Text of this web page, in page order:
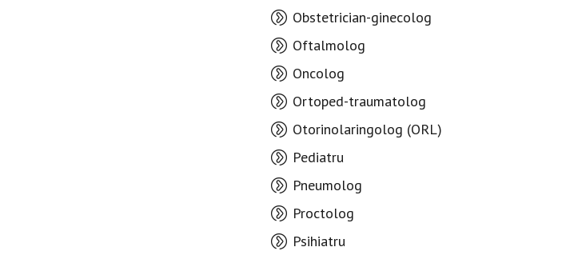
Obstetrician-ginecolog
Oftalmolog
Oncolog
Ortoped-traumatolog
Otorinolaringolog (ORL)
Pediatru
Pneumolog
Proctolog
Psihiatru